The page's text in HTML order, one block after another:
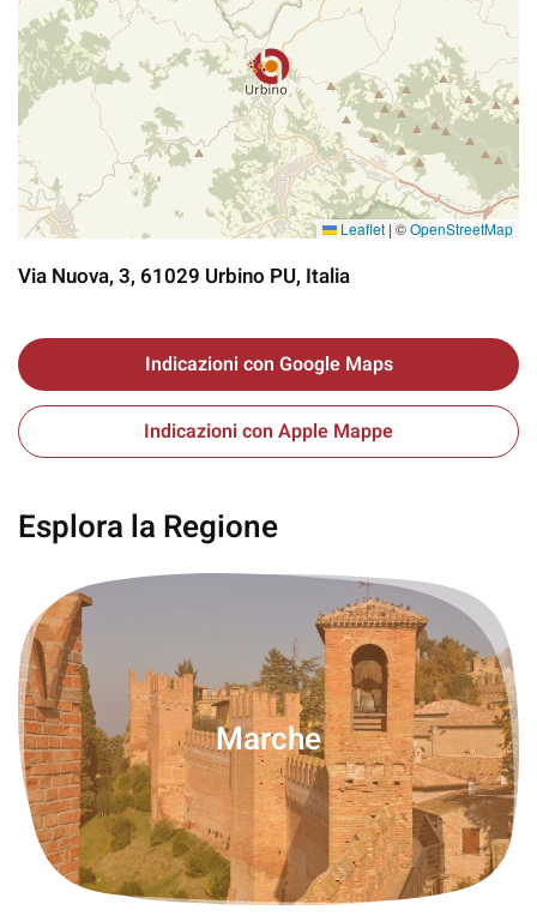
Leaflet | ©OpenStreetMap
Via Nuova, 3, 61029 Urbino PU, Italia
Indicazioni con Google Maps
Indicazioni con Apple Mappe
Esplora la Regione
Marche